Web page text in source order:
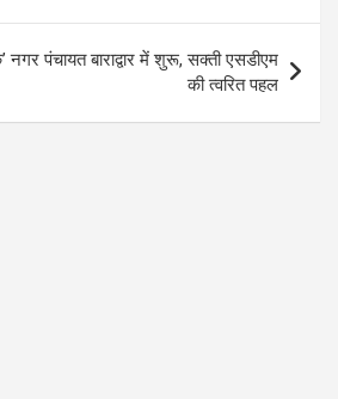
पंचायत बाराद्वार में शुरू, सक्ती एसडीएम
की त्वरित पहल